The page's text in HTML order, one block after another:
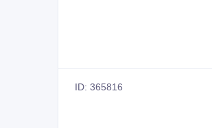
ID: 365816